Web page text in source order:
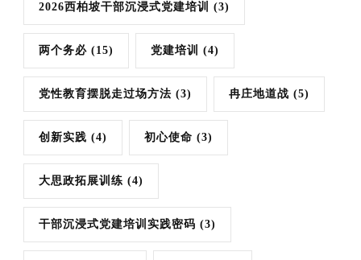
2026西柏坡干部沉浸式党建培训 (3)
两个务必 (15) 党建培训 (4)
党性教育摆脱走过场方法 (3) 冉庄地道战 (5)
创新实践 (4) 初心使命 (3)
大思政拓展训练 (4)
干部沉浸式党建培训实践密码 (3)